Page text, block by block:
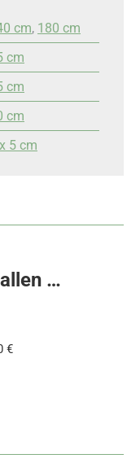
cm, 180 cm
cm
cm
cm
5 cm
…
€